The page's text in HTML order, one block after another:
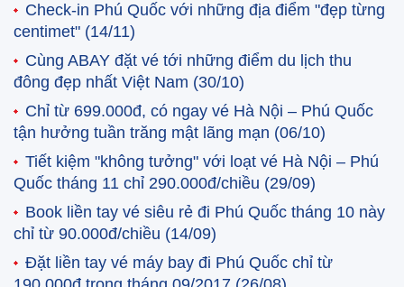
Check-in Phú Quốc với những địa điểm "đẹp từng
centimet" (14/11)
Cùng ABAY đặt vé tới những điểm du lịch thu
đông đẹp nhất Việt Nam (30/10)
Chỉ từ 699.000đ, có ngay vé Hà Nội – Phú Quốc
tận hưởng tuần trăng mật lãng mạn (06/10)
Tiết kiệm "không tưởng" với loạt vé Hà Nội – Phú
Quốc tháng 11 chỉ 290.000đ/chiều (29/09)
Book liền tay vé siêu rẻ đi Phú Quốc tháng 10 này
chỉ từ 90.000đ/chiều (14/09)
Đặt liền tay vé máy bay đi Phú Quốc chỉ từ